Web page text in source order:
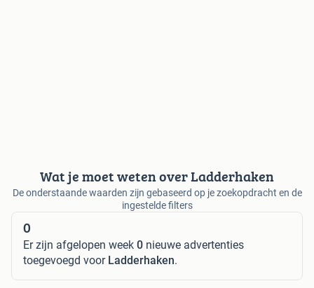
Wat je moet weten over Ladderhaken
De onderstaande waarden zijn gebaseerd op je zoekopdracht en de
ingestelde filters
0
Er zijn afgelopen week 0 nieuwe advertenties
toegevoegd voor Ladderhaken.